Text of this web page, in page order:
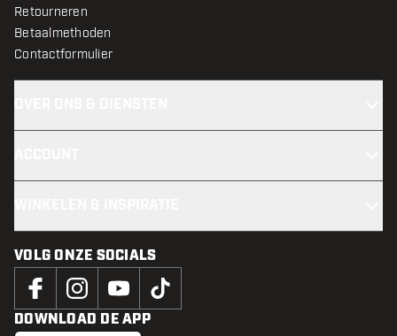
Retourneren
Betaalmethoden
Contactformulier
VOLG ONZE SOCIALS
DOWNLOAD DE APP